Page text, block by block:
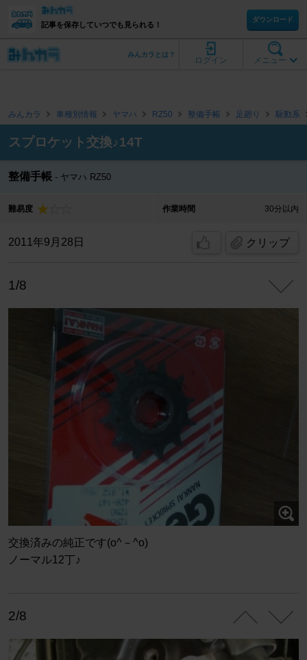
記事を保存していつでも見られる！
ダウンロード
メニュー
ログイン
みんカラとは？
みんカラ 車種別情報 ヤマハ RZ50 整備手帳 足廻り 駆動系
スプロケット交換♪14T
整備手帳 ヤマハ RZ50
難易度 作業時間 30分以内
2011年9月28日 クリップ
1/8
交換済みの純正です(o^－^o)
ノーマル12丁♪
2/8